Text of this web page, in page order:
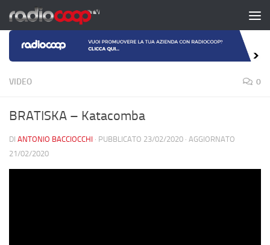
Salta al contenuto
VIDEO 0
BRATISKA – Katacomba
DI ANTONIO BACCIOCCHI · PUBBLICATO 23/02/2020 · AGGIORNATO
21/02/2020